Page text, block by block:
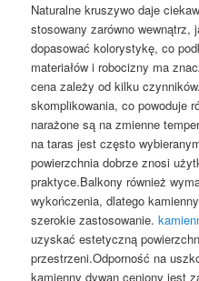
Naturalne kruszywo daje
stosowany zarówno
dopasować kolorystykę, co
materiałów i robocizny ma
cena zależy od kilku
skomplikowania, co powoduje
narażone są na zmienne
na taras jest często
powierzchnia dobrze znosi
praktyce.Balkony również
wykończenia, dlatego
szerokie zastosowanie.
uzyskać estetyczną
przestrzeni.Odporność na
kamienny dywan ceniony jest